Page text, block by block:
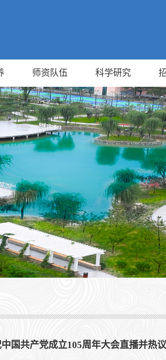
师资队伍 科学研究
国共产党成立105周年大会直播并热